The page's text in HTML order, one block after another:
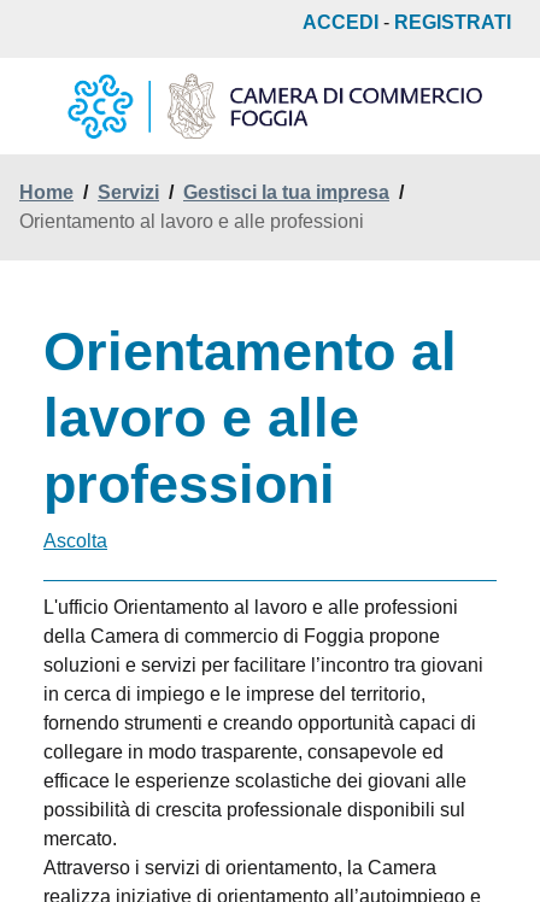
principale
ACCEDI - REGISTRATI
Home / Servizi / Gestisci la tua impresa /
Orientamento al lavoro e alle professioni
Orientamento al
lavoro e alle
professioni
Ascolta
L'ufficio Orientamento al lavoro e alle professioni
della Camera di commercio di Foggia propone
soluzioni e servizi per facilitare l’incontro tra giovani
in cerca di impiego e le imprese del territorio,
fornendo strumenti e creando opportunità capaci di
collegare in modo trasparente, consapevole ed
efficace le esperienze scolastiche dei giovani alle
possibilità di crescita professionale disponibili sul
mercato.
Attraverso i servizi di orientamento, la Camera
realizza iniziative di orientamento all’autoimpiego e